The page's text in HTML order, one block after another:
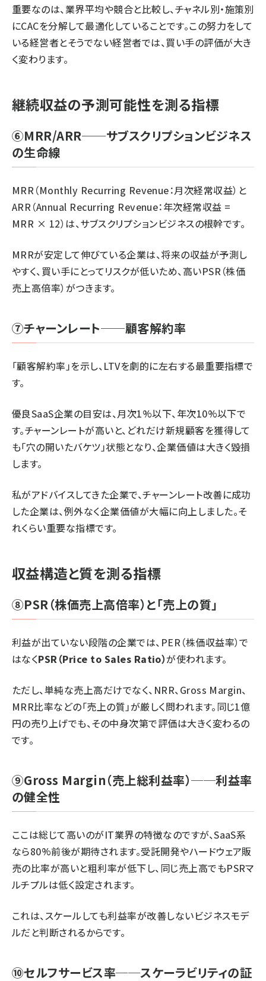
重要なのは、業界平均や競合と比較し、チャネル別・施策別
にCACを分解して最適化していることです。この努力をして
いる経営者とそうでない経営者では、買い手の評価が大き
く変わります。
継続収益の予測可能性を測る指標
⑥MRR/ARR──サブスクリプションビジネス
の生命線
MRR（Monthly Recurring Revenue：月次経常収益）と
ARR（Annual Recurring Revenue：年次経常収益 =
MRR × 12）は、サブスクリプションビジネスの根幹です。
MRRが安定して伸びている企業は、将来の収益が予測し
やすく、買い手にとってリスクが低いため、高いPSR（株価
売上高倍率）がつきます。
⑦チャーンレート──顧客解約率
「顧客解約率」を示し、LTVを劇的に左右する最重要指標で
す。
優良SaaS企業の目安は、月次1%以下、年次10%以下で
す。チャーンレートが高いと、どれだけ新規顧客を獲得して
も「穴の開いたバケツ」状態となり、企業価値は大きく毀損
します。
私がアドバイスしてきた企業で、チャーンレート改善に成功
した企業は、例外なく企業価値が大幅に向上しました。そ
れくらい重要な指標です。
収益構造と質を測る指標
⑧PSR（株価売上高倍率）と「売上の質」
利益が出ていない段階の企業では、PER（株価収益率）で
はなくPSR（Price to Sales Ratio）が使われます。
ただし、単純な売上高だけでなく、NRR、Gross Margin、
MRR比率などの「売上の質」が厳しく問われます。同じ1億
円の売り上げでも、その中身次第で評価は大きく変わるの
です。
⑨Gross Margin（売上総利益率）──利益率
の健全性
ここは総じて高いのがIT業界の特徴なのですが、SaaS系
なら80%前後が期待されます。受託開発やハードウェア販
売の比率が高いと粗利率が低下し、同じ売上高でもPSRマ
ルチプルは低く設定されます。
これは、スケールしても利益率が改善しないビジネスモデ
ルだと判断されるからです。
⑩セルフサービス率──スケーラビリティの証